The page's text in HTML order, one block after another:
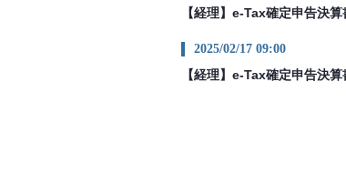
【経理】e-Tax確定申告決算
2025/02/17 09:00
【経理】e-Tax確定申告決算